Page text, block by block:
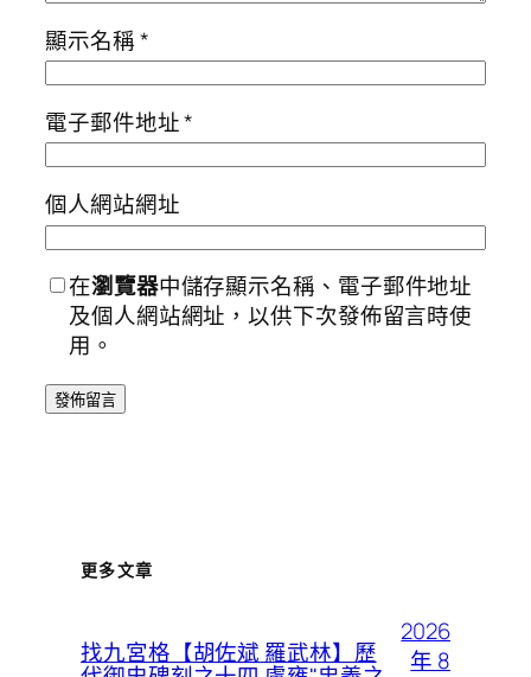
顯示名稱*
電子郵件地址*
個人網站網址
在瀏覽器中儲存顯示名稱、電子郵件地址
及個人網站網址，以供下次發佈留言時使
用。
更多文章
找九宮格【胡佐斌 羅武林】歷
2026
年 8